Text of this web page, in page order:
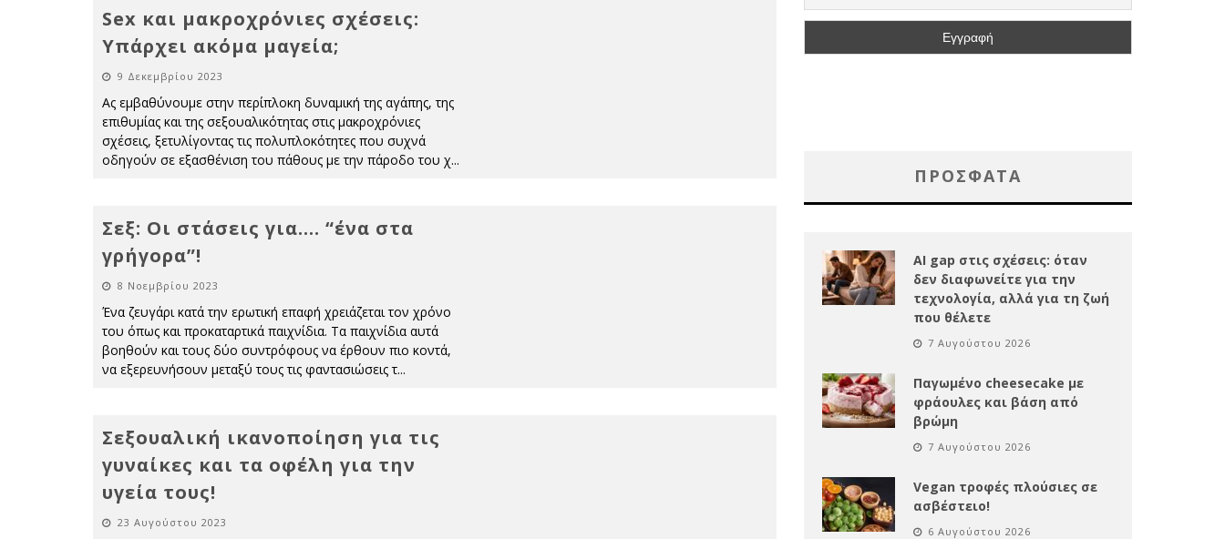
Sex και μακροχρόνιες σχέσεις:
Υπάρχει ακόμα μαγεία;
9 Δεκεμβρίου 2023
Ας εμβαθύνουμε στην περίπλοκη δυναμική της αγάπης, της
επιθυμίας και της σεξουαλικότητας στις μακροχρόνιες
σχέσεις, ξετυλίγοντας τις πολυπλοκότητες που συχνά
οδηγούν σε εξασθένιση του πάθους με την πάροδο του χ...
Σεξ: Οι στάσεις για…. “ένα στα
γρήγορα”!
8 Νοεμβρίου 2023
Ένα ζευγάρι κατά την ερωτική επαφή χρειάζεται τον χρόνο
του όπως και προκαταρτικά παιχνίδια. Τα παιχνίδια αυτά
βοηθούν και τους δύο συντρόφους να έρθουν πιο κοντά,
να εξερευνήσουν μεταξύ τους τις φαντασιώσεις τ...
Σεξουαλική ικανοποίηση για τις
γυναίκες και τα οφέλη για την
υγεία τους!
23 Αυγούστου 2023
ΠΡΌΣΦΑΤΑ
AI gap στις σχέσεις: όταν
δεν διαφωνείτε για την
τεχνολογία, αλλά για τη ζωή
που θέλετε
7 Αυγούστου 2026
Παγωμένο cheesecake με
φράουλες και βάση από
βρώμη
7 Αυγούστου 2026
Vegan τροφές πλούσιες σε
ασβέστειο!
6 Αυγούστου 2026